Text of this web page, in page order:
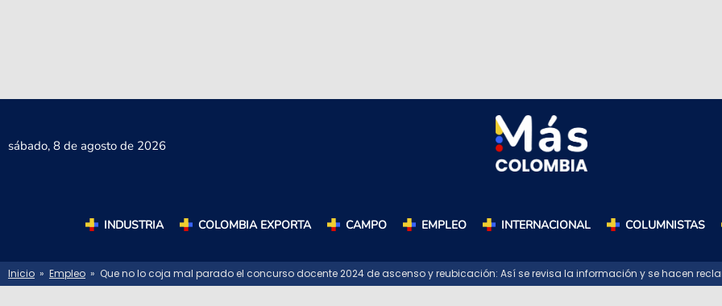
sábado, 8 de agosto de 2026
INDUSTRIA COLOMBIA EXPORTA CAMPO EMPLEO INTERNACIONAL COLUMNISTAS
Inicio » Empleo » Que no lo coja mal parado el concurso docente 2024 de ascenso y reubicación: Así se revisa la información y se hacen